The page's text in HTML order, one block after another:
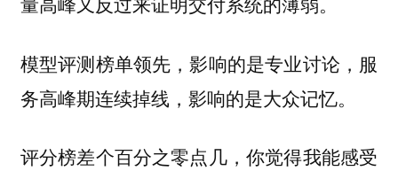
模型评测榜单领先，影响的是专业讨论，服
务高峰期连续掉线，影响的是大众记忆。
评分榜差个百分之零点几，你觉得我能感受